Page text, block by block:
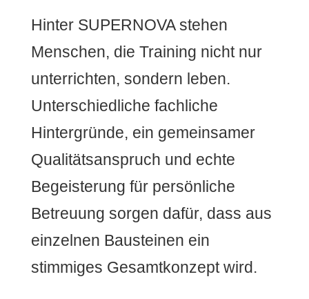
Hinter SUPERNOVA stehen
Menschen, die Training nicht nur
unterrichten, sondern leben.
Unterschiedliche fachliche
Hintergründe, ein gemeinsamer
Qualitätsanspruch und echte
Begeisterung für persönliche
Betreuung sorgen dafür, dass aus
einzelnen Bausteinen ein
stimmiges Gesamtkonzept wird.